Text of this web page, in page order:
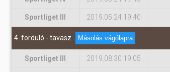
Sportliget III 2019.05.24 19:40
4. forduló - tavasz Másolás vágólapra
Sportliget III 2019.08.30 19:05